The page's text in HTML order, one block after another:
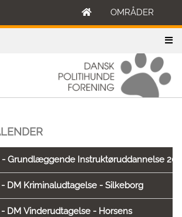
OMRÅDER
Grundlæggende Instruktøruddannelse
DM Kriminaludtagelse - Silkeborg
DM Vinderudtagelse - Horsens